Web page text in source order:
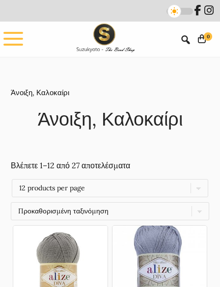
main
content
footer
0
Άνοιξη, Καλοκαίρι
Άνοιξη, Καλοκαίρι
Βλέπετε 1–12 από 27 αποτελέσματα